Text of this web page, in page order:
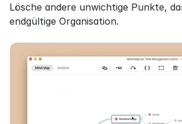
Lösche andere unwichtige Punkte,
endgültige Organisation.